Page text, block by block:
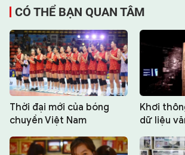
CÓ THỂ BẠN QUAN TÂM
Thời đại mới của bóng
chuyền Việt Nam
Khơi
dữ liệu